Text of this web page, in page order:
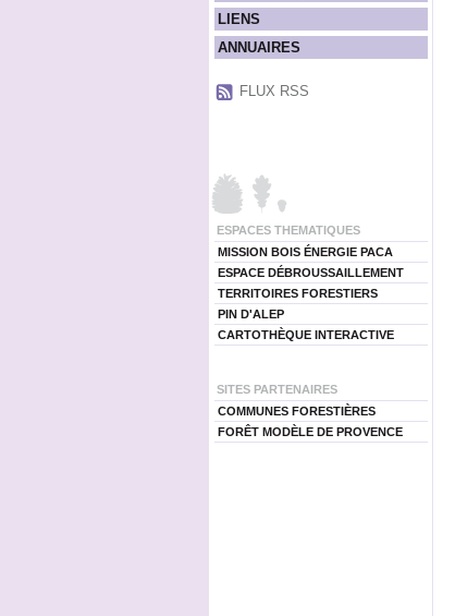
LIENS
ANNUAIRES
FLUX RSS
ESPACES THEMATIQUES
MISSION BOIS ÉNERGIE PACA
ESPACE DÉBROUSSAILLEMENT
TERRITOIRES FORESTIERS
PIN D'ALEP
CARTOTHÈQUE INTERACTIVE
SITES PARTENAIRES
COMMUNES FORESTIÈRES
FORÊT MODÈLE DE PROVENCE